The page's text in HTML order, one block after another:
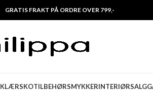
GRATIS FRAKT PÅ ORDRE OVER 799,-
KLÆRSKOTILBEHØRSMYKKERINTERIØRSALG